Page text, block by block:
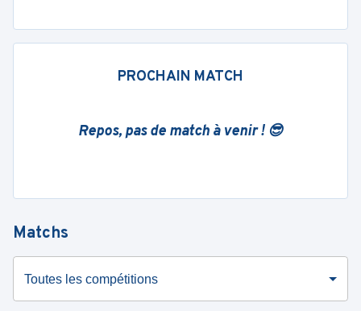
PROCHAIN MATCH
Repos, pas de match à venir ! 😎
Matchs
Toutes les compétitions